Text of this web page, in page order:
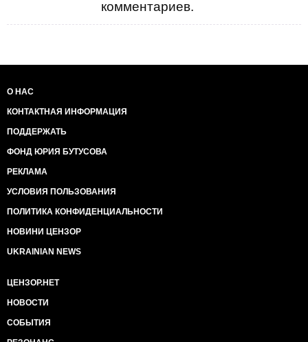
комментариев.
О НАС
КОНТАКТНАЯ ИНФОРМАЦИЯ
ПОДДЕРЖАТЬ
ФОНД ЮРИЯ БУТУСОВА
РЕКЛАМА
УСЛОВИЯ ПОЛЬЗОВАНИЯ
ПОЛИТИКА КОНФИДЕНЦИАЛЬНОСТИ
НОВИНИ ЦЕНЗОР
UKRAINIAN NEWS
ЦЕНЗОР.НЕТ
НОВОСТИ
СОБЫТИЯ